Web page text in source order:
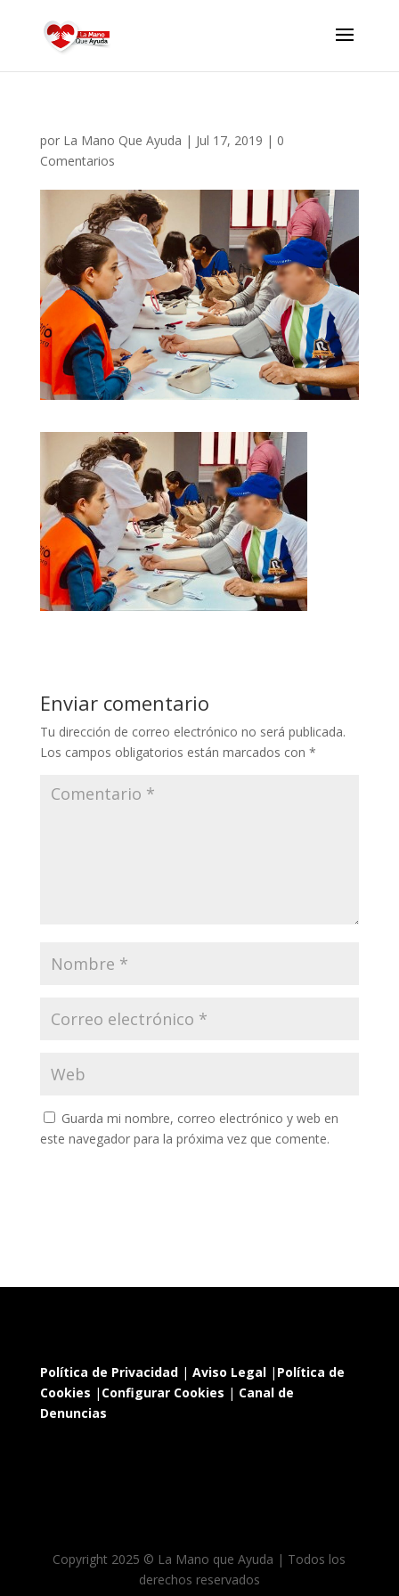
por La Mano Que Ayuda | Jul 17, 2019 | 0
Comentarios
Enviar comentario
Tu dirección de correo electrónico no será publicada.
Los campos obligatorios están marcados con *
Guarda mi nombre, correo electrónico y web en
este navegador para la próxima vez que comente.
Política de Privacidad| Aviso Legal| Política de
Cookies | Configurar Cookies | Canal de
Denuncias
Copyright 2025 © La Mano que Ayuda | Todos los
derechos reservados